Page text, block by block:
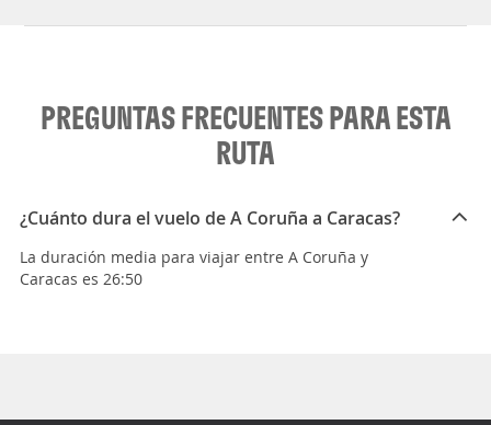
PREGUNTAS FRECUENTES PARA ESTA
RUTA
¿Cuánto dura el vuelo de A Coruña a Caracas?
La duración media para viajar entre A Coruña y
Caracas es 26:50